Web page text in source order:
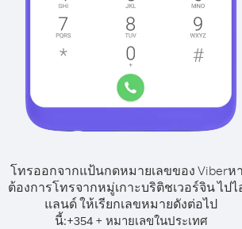
โทรออกจากแป้นกดหมายเลขของ Viberห
ต้องการโทรจากหมู่เกาะบริติชเวอร์จิน ไป
แลนด์ ให้เรียกเลขหมายดังต่อไป
นี้:+354+ หมายเลขในประเทศ